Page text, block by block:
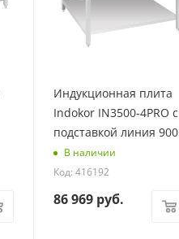
Индукционная плита
Indokor IN3500-4PRO с
подставкой линия 900
В наличии
Код: 416192
86 969 руб.